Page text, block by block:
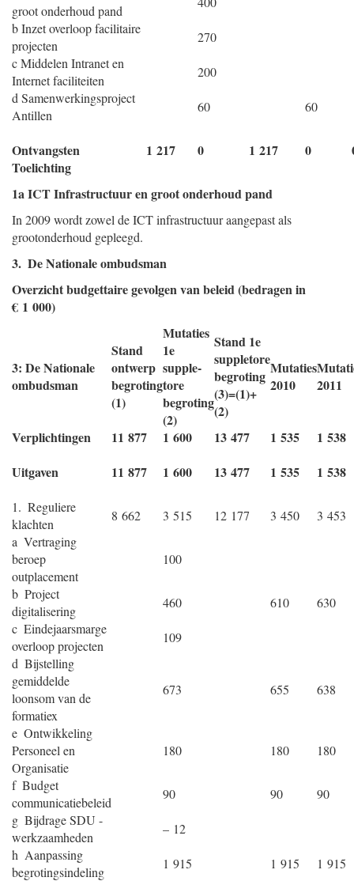
groot onderhoud pand
b Inzet overloop facilitaire
projecten
270
c Middelen Intranet en
Internet faciliteiten
200
d Samenwerkingsproject
Antillen
60 60
Ontvangsten 1 217 0 1 217 0
Toelichting
1a ICT Infrastructuur en groot onderhoud pand
In 2009 wordt zowel de ICT infrastructuur aangepast als
grootonderhoud gepleegd.
3. De Nationale ombudsman
Overzicht budgettaire gevolgen van beleid (bedragen in
€ 1 000)
3: De Nationale
ombudsman
Stand
ontwerp
begroting
(1)
Mutaties
1e
supple-
tore
begroting
(2)
Stand 1e
suppletore
begroting
(3)=(1)+
(2)
Mutaties
2010
2011
Verplichtingen 11 877 1 600 13 477 1 535
1 538
Uitgaven
11 877 1 600 13 477 1 535 1 538
1. Reguliere
klachten
8 662 3 515 12 177 3 450
3 453
a Vertraging
beroep
outplacement
100
b Project
digitalisering
460 610
630
c Eindejaarsmarge
overloop projecten
109
d Bijstelling
gemiddelde
loonsom van de
formatiex
673 655 638
e Ontwikkeling
Personeel en
Organisatie
180 180 180
f Budget
communicatiebeleid
90 90
90
g Bijdrage SDU -
werkzaamheden
– 12
h Aanpassing
begrotingsindeling
1 915 1 915 1 915